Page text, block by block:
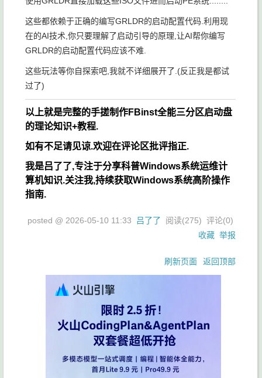
这些都依赖于正确的编写GRLDR的启动配置代码.利用现
在的AI技术,你只要理解了启动引导的原理,让AI帮你编写
GRLDR的启动配置代码应该不难.
这些玩法等你自探索吧,我就不详细展开了.(反正我是都试
过了)
以上就是完整的手搓制作FBinst全能三分区启动盘
的理论知识+教程.
如有不足请见谅.欢迎在评论区批评指正.
我是吕了了,专注于分享科普Windows系统运维计
算机知识.关注我,持续获取Windows系统高阶操作
指南.
posted @ 2026-05-10 11:33 吕了了 阅读(275) 评论(0)
收藏 举报
刷新页面 返回顶部